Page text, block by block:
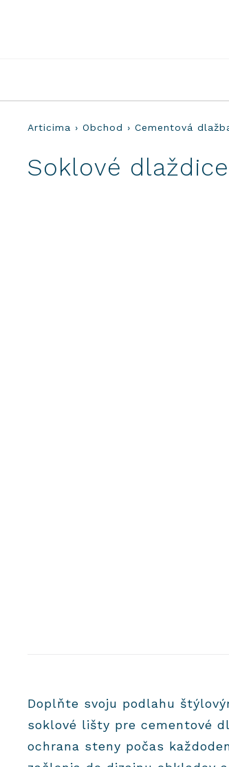
Articima › Obchod › Cementová
Soklové dlaždice
Doplňte svoju podlahu
soklové lišty pre cementové
ochrana steny počas